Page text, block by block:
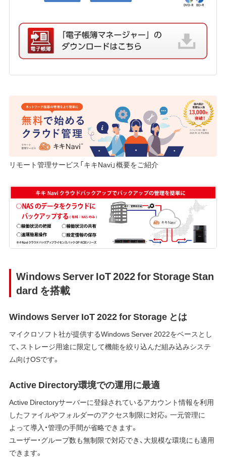
リモート管理サービス「キキNavi」概要をご紹介
Windows Server IoT 2022 for Storage Stan
dard を搭載
Windows Server IoT 2022 for Storage とは
マイクロソフト社が提供するWindows Server 2022をベースとし
て、ストレージ用途に限定して機能を絞り込んだ組み込みシステ
ム向けOSです。
Active Directory環境での運用に最適
Active Directoryサーバーに登録されているアカウント情報を利用
したファイルやフォルダーのアクセス制限に対応。一元管理に
よって導入・管理の手間が省略できます。
ユーザー・グループ数も無制限で対応でき、大規模な環境にも適用
できます。